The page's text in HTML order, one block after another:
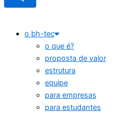
o bh-tec
o que é?
proposta de valor
estrutura
equipe
para empresas
para estudantes